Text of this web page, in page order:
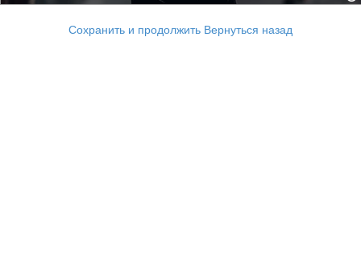
Сохранить и продолжить Вернуться назад